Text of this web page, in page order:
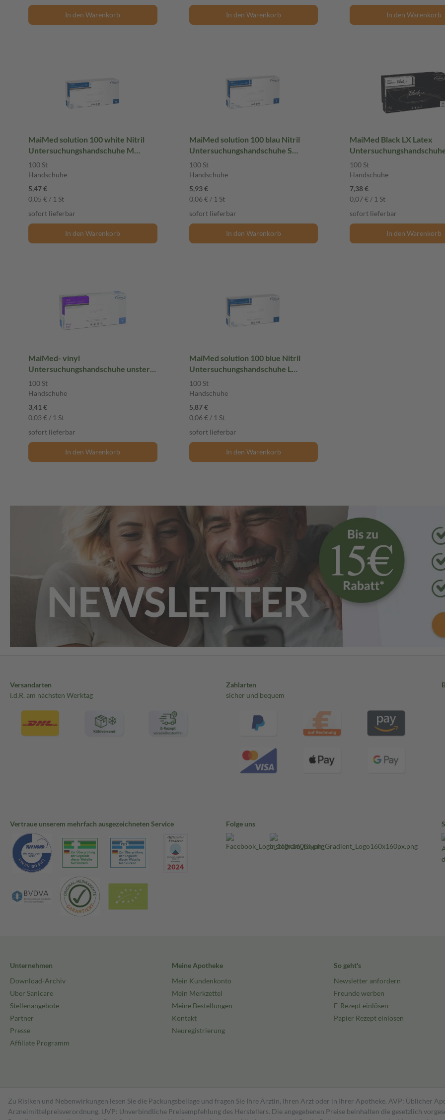
In den Warenkorb In den Warenkorb In den Warenkorb
MaiMed solution 100 white Nitril
Untersuchungshandschuhe M
ungepudert 100 St Handschuhe
100 St
Handschuhe
5,47 €
0,05 € / 1 St
sofort lieferbar
In den Warenkorb
MaiMed solution 100 blau Nitril
Untersuchungshandschuhe S
ungepudert 100 St Handschuhe
100 St
Handschuhe
5,93 €
0,06 € / 1 St
sofort lieferbar
In den Warenkorb
MaiMed Black LX Latex
ungepudert 100 St
100 St
Handschuhe
7,38 €
0,07 € / 1 St
sofort lieferbar
In den Warenkorb
MaiMed- vinyl
Untersuchungshandschuhe unsteril
gepudert M 100 St Handschuhe
100 St
Handschuhe
3,41 €
0,03 € / 1 St
sofort lieferbar
In den Warenkorb
MaiMed solution 100 blue Nitril
Untersuchungshandschuhe L
ungepudert 100 St Handschuhe
100 St
Handschuhe
5,87 €
0,06 € / 1 St
sofort lieferbar
In den Warenkorb
Versandarten
i.d.R. am nächsten Werktag
Zahlarten
sicher und bequem
Vertraue unserem mehrfach ausgezeichneten Service Folge uns
Unternehmen
Download-Archiv
Über Sanicare
Stellenangebote
Partner
Presse
Affiliate Programm
Meine Apotheke
Mein Kundenkonto
Mein Merkzettel
Meine Bestellungen
Kontakt
Neuregistrierung
So geht's
Newsletter anfordern
Freunde werben
E-Rezept einlösen
Papier Rezept einlösen
Zu Risiken und Nebenwirkungen lesen Sie die Packungsbeilage und fragen Sie Ihre Ärztin, Ihren Arzt oder in Ihrer Apotheke. AVP: Üblicher
Arzneimittelpreisverordnung. UVP: Unverbindliche Preisempfehlung des Herstellers. Die angegebenen Preise beinhalten die gesetzlich